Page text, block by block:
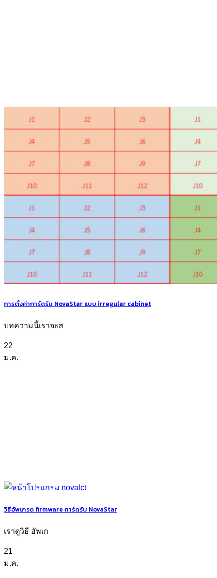
การตั้งค่าการ์ดรับ NovaStar แบบ irregular cabinet
บทความนี้เราจะส
22
ม.ค.
วิธีอัพเกรด firmware การ์ดรับ NovaStar
เราดูวิธี อัพเก
21
ม.ค.